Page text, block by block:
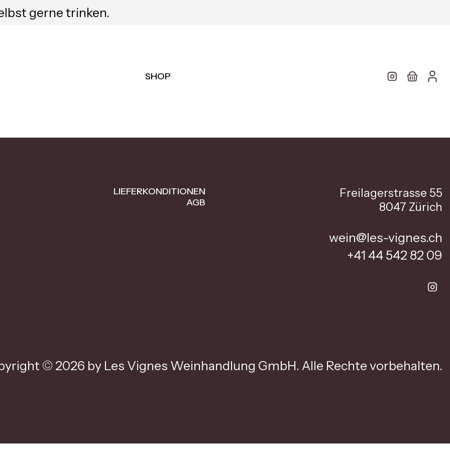
gerne trinken.
SHOP
LIEFERKONDITIONEN
AGB
Freilagerstrasse 55
8047 Zürich
wein@les-vignes.ch
+41 44 542 82 09
© 2026 by Les Vignes Weinhandlung GmbH. Alle Rechte vorbehalten.